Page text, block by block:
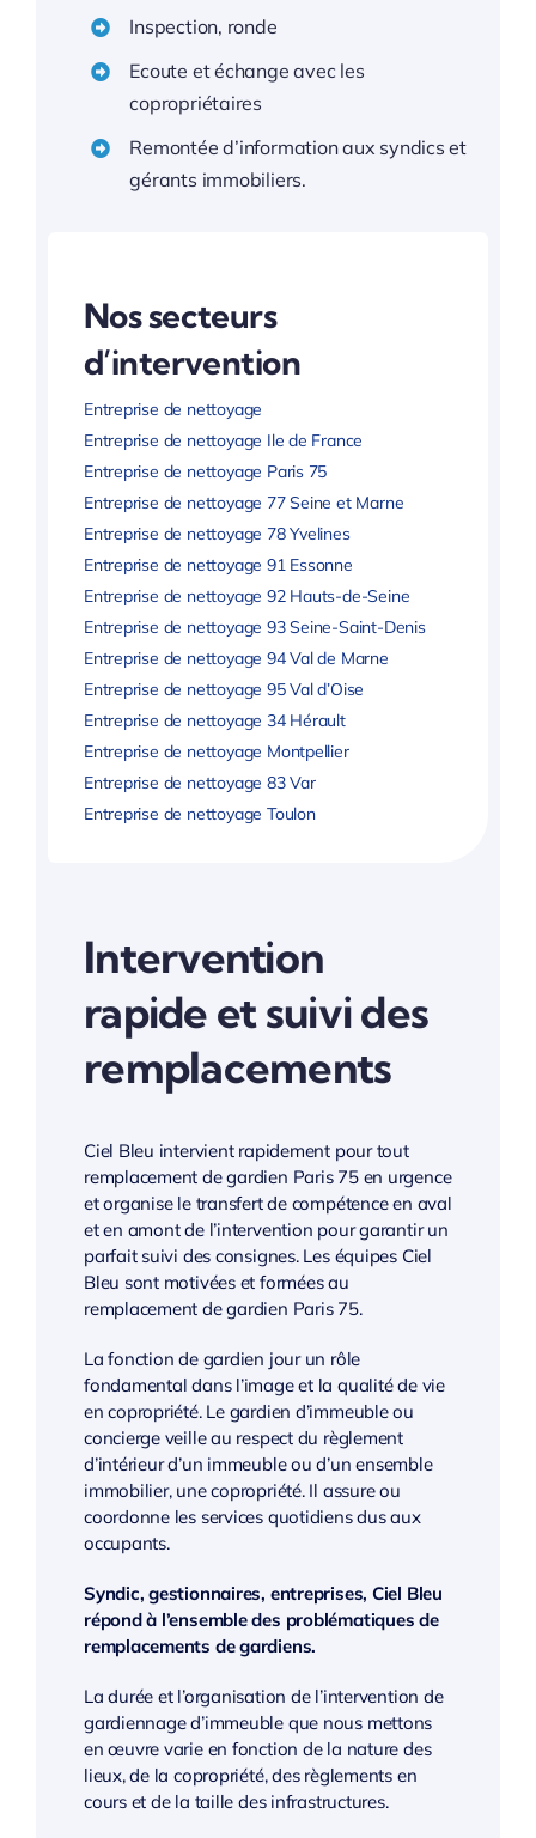
Inspection, ronde
Ecoute et échange avec les
copropriétaires
Remontée d’information aux syndics et
gérants immobiliers.
Nos secteurs
d’intervention
Entreprise de nettoyage
Entreprise de nettoyage Ile de France
Entreprise de nettoyage Paris 75
Entreprise de nettoyage 77 Seine et Marne
Entreprise de nettoyage 78 Yvelines
Entreprise de nettoyage 91 Essonne
Entreprise de nettoyage 92 Hauts-de-Seine
Entreprise de nettoyage 93 Seine-Saint-Denis
Entreprise de nettoyage 94 Val de Marne
Entreprise de nettoyage 95 Val d’Oise
Entreprise de nettoyage 34 Hérault
Entreprise de nettoyage Montpellier
Entreprise de nettoyage 83 Var
Entreprise de nettoyage Toulon
Intervention
rapide et suivi des
remplacements
Ciel Bleu intervient rapidement pour tout
remplacement de gardien Paris 75 en urgence
et organise le transfert de compétence en aval
et en amont de l’intervention pour garantir un
parfait suivi des consignes. Les équipes Ciel
Bleu sont motivées et formées au
remplacement de gardien Paris 75.
La fonction de gardien jour un rôle
fondamental dans l’image et la qualité de vie
en copropriété. Le gardien d’immeuble ou
concierge veille au respect du règlement
d’intérieur d’un immeuble ou d’un ensemble
immobilier, une copropriété. Il assure ou
coordonne les services quotidiens dus aux
occupants.
Syndic, gestionnaires, entreprises, Ciel Bleu
répond à l’ensemble des problématiques de
remplacements de gardiens.
La durée et l’organisation de l’intervention de
gardiennage d’immeuble que nous mettons
en œuvre varie en fonction de la nature des
lieux, de la copropriété, des règlements en
cours et de la taille des infrastructures.